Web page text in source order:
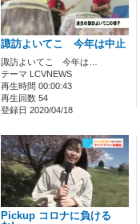
諏訪よいてこ 今年は中止
諏訪よいてこ 今年は…
テーマ LCVNEWS
再生時間 00:00:43
再生回数 54
登録日 2020/04/18
Pickup コロナに負ける